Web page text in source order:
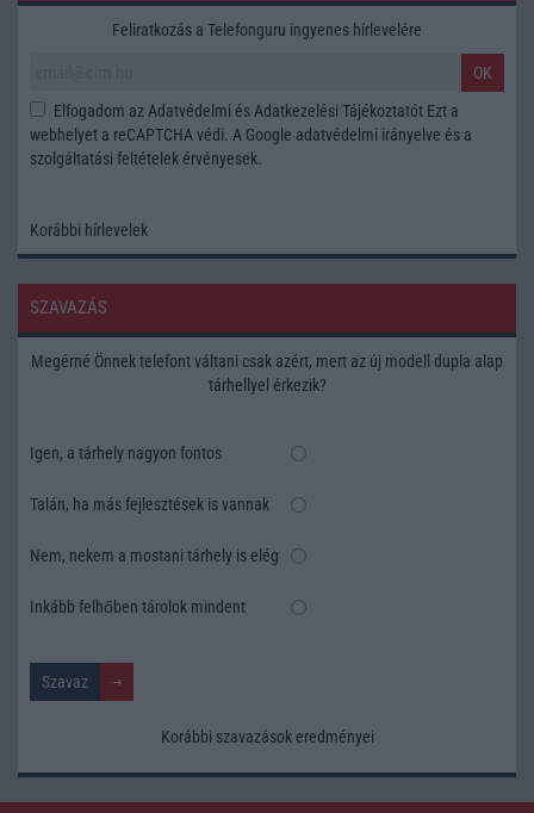
Feliratkozás a Telefonguru ingyenes hírlevelére
OK
Elfogadom azAdatvédelmi és Adatkezelési Tájékoztatót Ezt a
webhelyet a reCAPTCHA védi. A Google adatvédelmi irányelve és a
szolgáltatási feltételek érvényesek.
Korábbi hírlevelek
SZAVAZÁS
Megérné Önnek telefont váltani csak azért, mert az új modell dupla alap
tárhellyel érkezik?
Igen, a tárhely nagyon fontos
Talán, ha más fejlesztések is vannak
Nem, nekem a mostani tárhely is elég
Inkább felhőben tárolok mindent
Korábbi szavazások eredményei